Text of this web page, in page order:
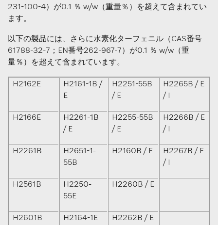
231-100-4）が0.1 ％ w/w（重量％）を超えて含まれてい
ます。
以下の製品には、さらに水素化ターフェニル（CAS番号
61788-32-7；EN番号262-967-7）が0.1 ％ w/w（重
量％）を超えて含まれています。
H2162E
H2161-1B /
E
H2251-55B
/ E
H2265B / E
/ I
H2166E
H2261-1B
/ E
H2255-55B
/ E
H2266B / E
/ I
H2261B
H2651-1-
55B
H2160B / E
H2267B / E
/ I
H2561B
H2250-
55E
H2260B / E
H2601B H2164-1E H2262B / E